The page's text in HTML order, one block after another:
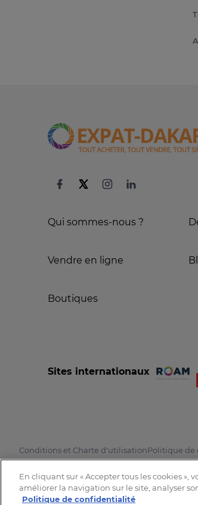
Qui sommes-nous ?
Vendre en ligne
Boutiques
Sites internationaux
Conditions et Charte d'utilisationPolitique
En cliquant sur « Accepter tous les cookies »,
améliorer la navigation sur le site, analyser
Politique de confidentialité